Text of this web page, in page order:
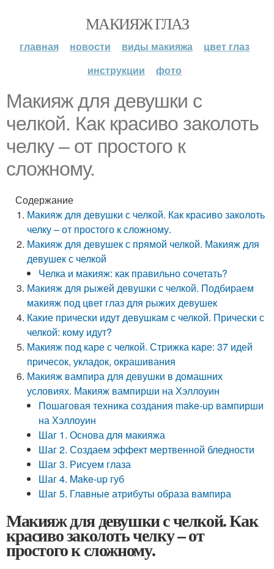
МАКИЯЖ ГЛАЗ
главная новости виды макияжа
цвет глаз
инструкции
фото
Макияж для девушки с
челкой. Как красиво заколоть
челку – от простого к
сложному.
Содержание
Макияж для девушки с челкой. Как красиво заколоть
челку – от простого к сложному.
Макияж для девушек с прямой челкой. Макияж для
девушек с челкой
Челка и макияж: как правильно сочетать?
Макияж для рыжей девушки с челкой. Подбираем
макияж под цвет глаз для рыжих девушек
Какие прически идут девушкам с челкой. Прически с
челкой: кому идут?
Макияж под каре с челкой. Стрижка каре: 37 идей
причесок, укладок, окрашивания
Макияж вампира для девушки в домашних
условиях. Макияж вампирши на Хэллоуин
Пошаговая техника создания make-up вампирши
на Хэллоуин
Шаг 1. Основа для макияжа
Шаг 2. Создаем эффект мертвенной бледности
Шаг 3. Рисуем глаза
Шаг 4. Make-up губ
Шаг 5. Главные атрибуты образа вампира
Макияж для девушки с челкой. Как
красиво заколоть челку – от
простого к сложному.